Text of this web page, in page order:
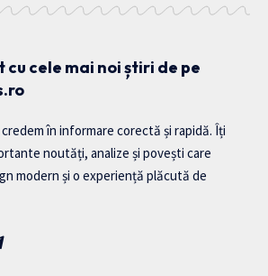
cu cele mai noi știri de pe
în informare corectă și rapidă. Îți
noutăți, analize și povești care
modern și o experiență plăcută de